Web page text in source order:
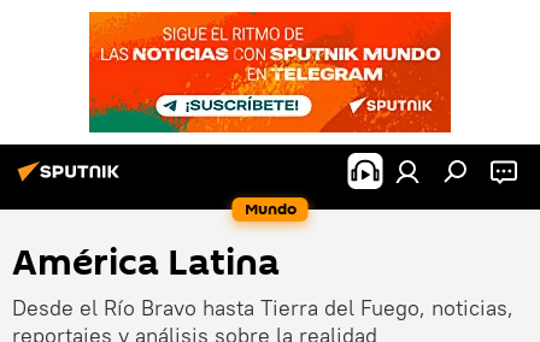
Mundo
América Latina
Desde el Río Bravo hasta Tierra del Fuego, noticias,
reportajes y análisis sobre la realidad